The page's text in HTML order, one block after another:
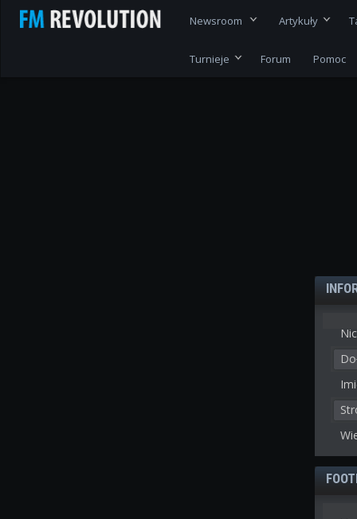
Newsroom Artykuły
Turnieje Forum Pomoc